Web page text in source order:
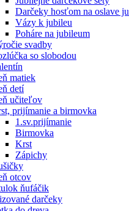
Darčeky hosťom na oslave
Vázy k jubileu
Poháre na jubileum
svadby
so slobodou
matiek
detí
učiteľov
prijímanie a birmovka
1.sv.prijímanie
Birmovka
Krst
Zápichy
otcov
ňufáčik
darčeky